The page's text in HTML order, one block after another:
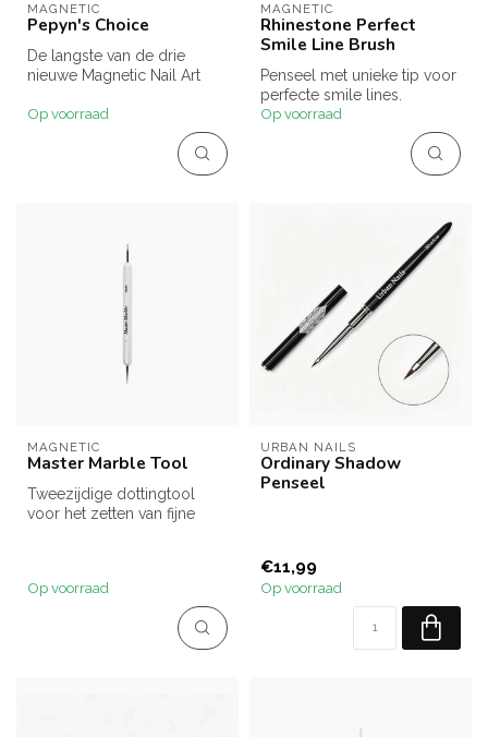
MAGNETIC
Pepyn's Choice
De langste van de drie
nieuwe Magnetic Nail Art
Deze penselen hebben...
Op voorraad
MAGNETIC
Rhinestone Perfect
Smile Line Brush
Penseel met unieke tip voor
perfecte smile lines.
Op voorraad
MAGNETIC
Master Marble Tool
Tweezijdige dottingtool
voor het zetten van fijne
Op voorraad
URBAN NAILS
Ordinary Shadow
Penseel
€11,99
Op voorraad